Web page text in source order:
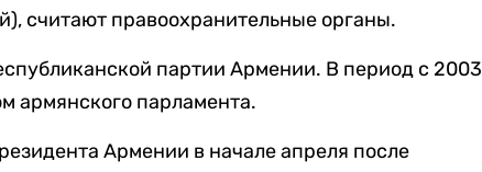
считают правоохранительные органы.
партии Армении. В период с 2003
армянского парламента.
Армении в начале апреля после